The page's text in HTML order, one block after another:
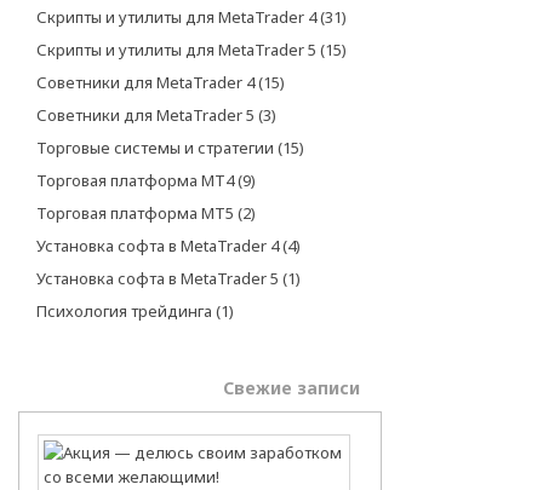
Скрипты и утилиты для MetaTrader 4(31)
Скрипты и утилиты для MetaTrader 5 (15)
Советники для MetaTrader 4(15)
Советники для MetaTrader 5 (3)
Торговые системы и стратегии (15)
Торговая платформа МТ4(9)
Торговая платформа МТ5 (2)
Установка софта в MetaTrader 4(4)
Установка софта в MetaTrader 5 (1)
Психология трейдинга (1)
Свежие записи